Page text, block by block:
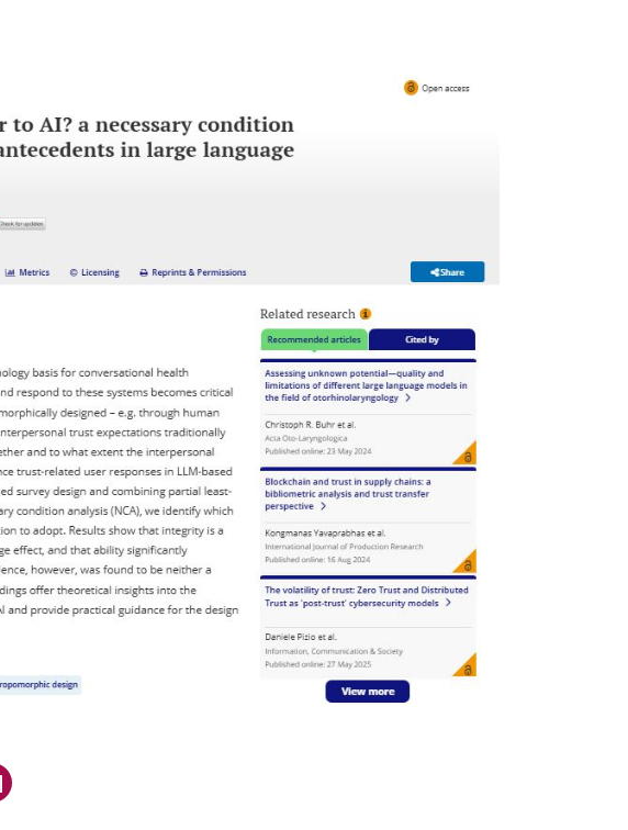
teilen (externer Link, öffnet neues Fenster)
Facebook teilen (externer Link, öffnet neues Fenster)